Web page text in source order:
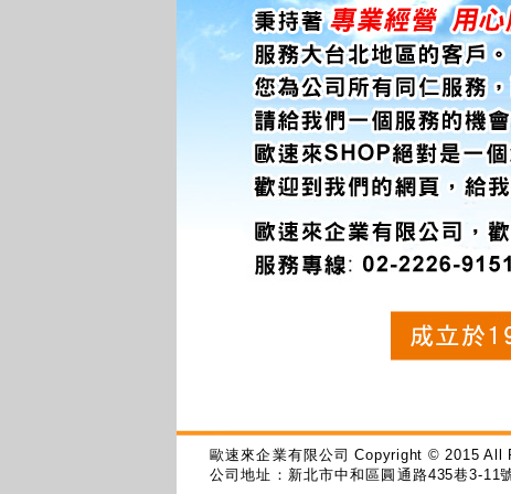
歐速來企業有限公司Copyright © 2015 All
公司地址：新北市中和區圓通路435巷3-11